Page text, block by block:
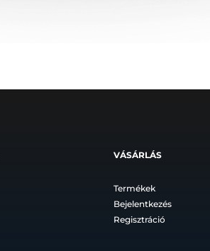
VÁSÁRLÁS
Termékek
Bejelentkezés
Regisztráció